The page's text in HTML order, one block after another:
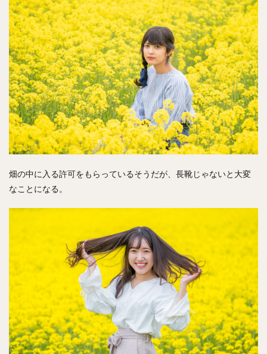
畑の中に入る許可をもらっているそうだが、長靴じゃないと大変
なことになる。